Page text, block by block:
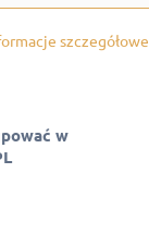
szczegółowe
w